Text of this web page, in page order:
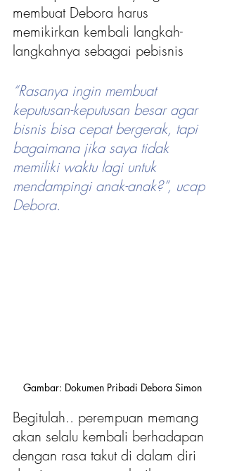
membuat Debora harus
memikirkan kembali langkah-
langkahnya sebagai pebisnis
“Rasanya ingin membuat
keputusan-keputusan besar agar
bisnis bisa cepat bergerak, tapi
bagaimana jika saya tidak
memiliki waktu lagi untuk
mendampingi anak-anak?”, ucap
Debora.
Gambar: Dokumen Pribadi Debora Simon
Begitulah.. perempuan memang
akan selalu kembali berhadapan
dengan rasa takut di dalam diri